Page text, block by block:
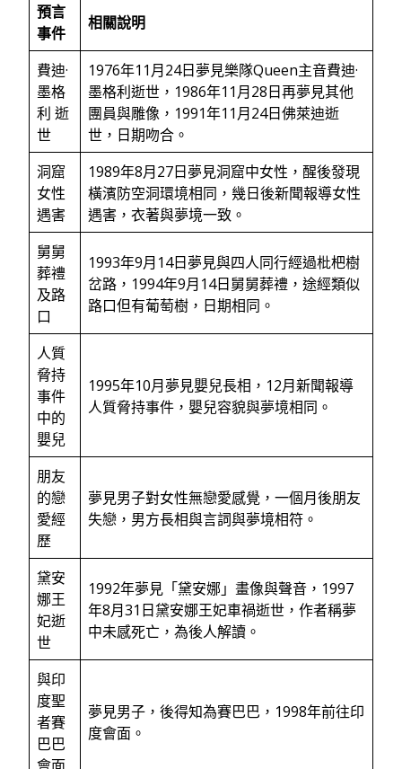
預言
事件
相關說明
費迪·
墨格
利 逝
世
1976年11月24日夢見樂隊Queen主音費迪·
墨格利逝世，1986年11月28日再夢見其他
團員與雕像，1991年11月24日佛萊迪逝
世，日期吻合。
洞窟
女性
遇害
1989年8月27日夢見洞窟中女性，醒後發現
橫濱防空洞環境相同，幾日後新聞報導女性
遇害，衣著與夢境一致。
舅舅
葬禮
及路
口
1993年9月14日夢見與四人同行經過枇杷樹
岔路，1994年9月14日舅舅葬禮，途經類似
路口但有葡萄樹，日期相同。
人質
脅持
事件
中的
嬰兒
1995年10月夢見嬰兒長相，12月新聞報導
人質脅持事件，嬰兒容貌與夢境相同。
朋友
的戀
愛經
歷
夢見男子對女性無戀愛感覺，一個月後朋友
失戀，男方長相與言詞與夢境相符。
黛安
娜王
妃逝
世
1992年夢見「黛安娜」畫像與聲音，1997
年8月31日黛安娜王妃車禍逝世，作者稱夢
中未感死亡，為後人解讀。
與印
度聖
者賽
巴巴
夢見男子，後得知為賽巴巴，1998年前往印
度會面。